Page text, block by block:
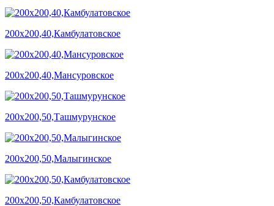
200х200,40,Камбулатовское
200х200,40,Мансуровское
200х200,50,Ташмурунское
200х200,50,Малыгинское
200х200,50,Камбулатовское